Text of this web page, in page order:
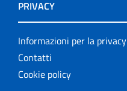
PRIVACY
Informazioni per la privacy
Contatti
Cookie policy